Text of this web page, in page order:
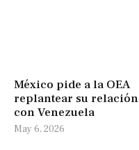
México pide a la OEA
replantear su relación
con Venezuela
May 6, 2026